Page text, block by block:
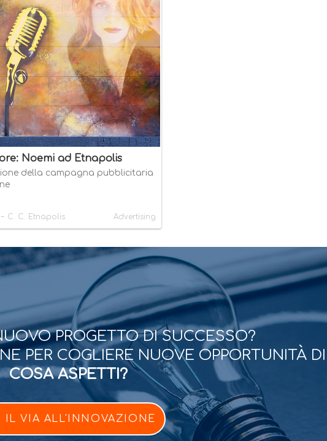
Noemi ad Etnapolis
della campagna pubblicitaria
- C. C. Etnapolis Advertising
PROGETTO DI SUCCESSO?
PER COGLIERE NUOVE OPPORTUNITÀ
COSA ASPETTI?
IL VIA ALL'INNOVAZIONE